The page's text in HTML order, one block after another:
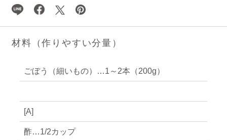
材料（作りやすい分量）
ごぼう（細いもの）…1～2本（200g）
[A]
酢…1/2カップ